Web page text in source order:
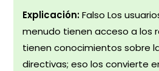
Explicación:Falso Los
menudo tienen acceso a los
tienen conocimientos sobre
directivas; eso los convierte